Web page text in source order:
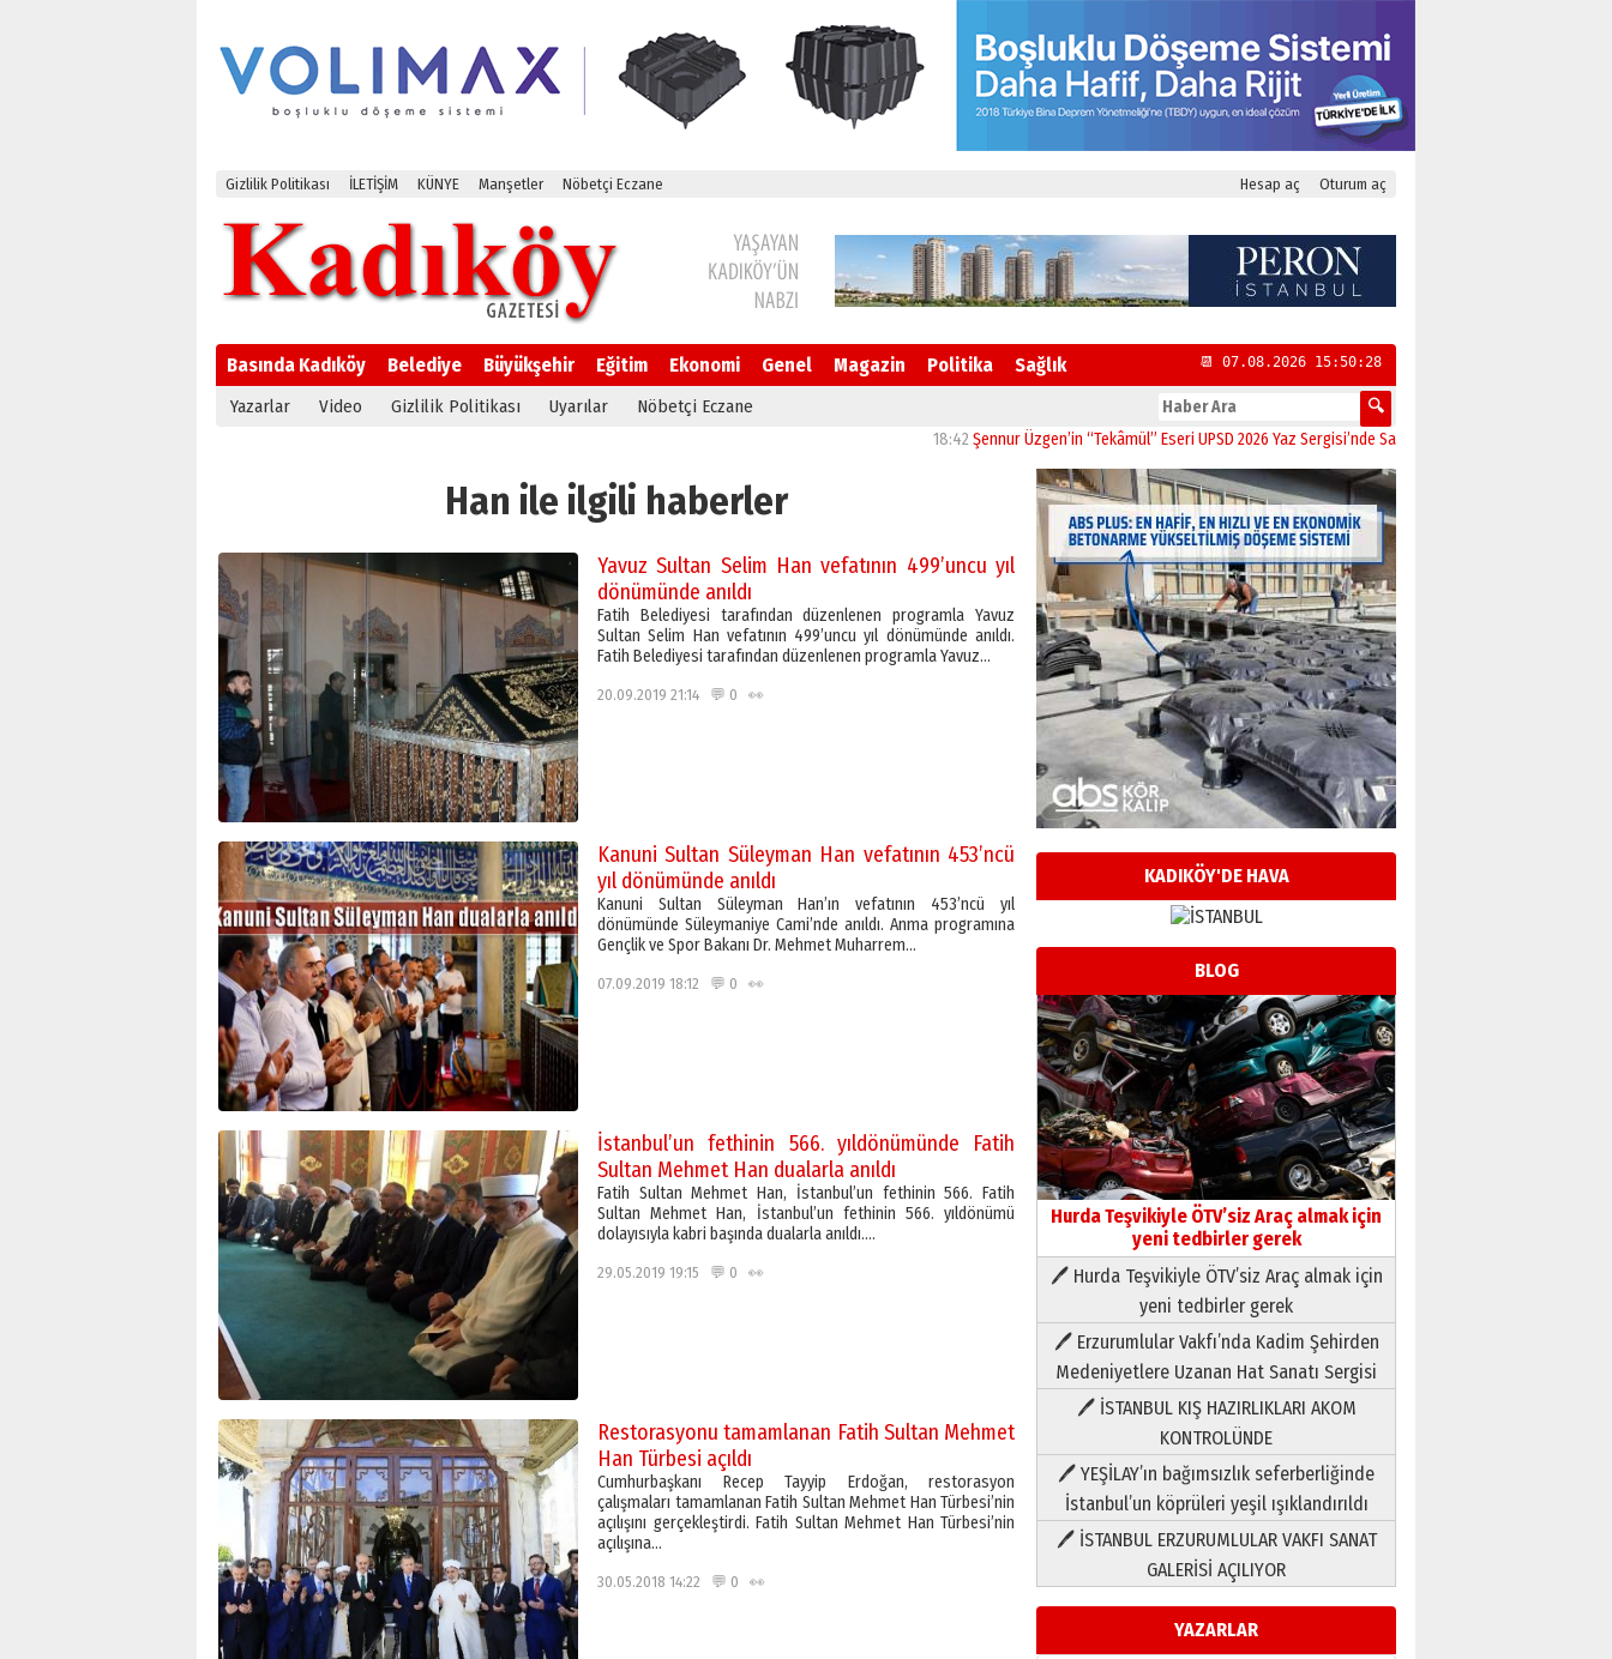
Gizlilik Politikası İLETİŞİM KÜNYE Manşetler Nöbetçi Eczane Hesap aç Oturum aç
Basında Kadıköy Belediye Büyükşehir Eğitim Ekonomi Genel Magazin Politika Sağlık 📆 07.08.2026 15:50:29
Yazarlar Video Gizlilik Politikası Uyarılar Nöbetçi Eczane
Şennur Üzgen’in “Tekâmül” Eseri UPSD 2026 Yaz Sergisi’nde Sanatseverlerle Buluştu
Han ile ilgili haberler
Yavuz Sultan Selim Han vefatının 499’uncu yıl
dönümünde anıldı
Fatih Belediyesi tarafından düzenlenen programla Yavuz
Sultan Selim Han vefatının 499’uncu yıl dönümünde anıldı.
Fatih Belediyesi tarafından düzenlenen programla Yavuz…
20.09.2019 21:14 💬 0 👀
Kanuni Sultan Süleyman Han vefatının 453’ncü
yıl dönümünde anıldı
Kanuni Sultan Süleyman Han’ın vefatının 453’ncü yıl
dönümünde Süleymaniye Cami’nde anıldı. Anma programına
Gençlik ve Spor Bakanı Dr. Mehmet Muharrem…
07.09.2019 18:12 💬 0 👀
İstanbul’un fethinin 566. yıldönümünde Fatih
Sultan Mehmet Han dualarla anıldı
Fatih Sultan Mehmet Han, İstanbul’un fethinin 566. Fatih
Sultan Mehmet Han, İstanbul’un fethinin 566. yıldönümü
dolayısıyla kabri başında dualarla anıldı….
29.05.2019 19:15 💬 0 👀
Restorasyonu tamamlanan Fatih Sultan Mehmet
Han Türbesi açıldı
Cumhurbaşkanı Recep Tayyip Erdoğan, restorasyon
çalışmaları tamamlanan Fatih Sultan Mehmet Han Türbesi’nin
açılışını gerçekleştirdi. Fatih Sultan Mehmet Han Türbesi’nin
açılışına…
30.05.2018 14:22 💬 0 👀
KADIKÖY'DE HAVA
BLOG
Hurda Teşvikiyle ÖTV’siz Araç almak için
yeni tedbirler gerek
🖊 Hurda Teşvikiyle ÖTV’siz Araç almak için
yeni tedbirler gerek
🖊 Erzurumlular Vakfı’nda Kadim Şehirden
Medeniyetlere Uzanan Hat Sanatı Sergisi
🖊 İSTANBUL KIŞ HAZIRLIKLARI AKOM
KONTROLÜNDE
🖊 YEŞİLAY’ın bağımsızlık seferberliğinde
İstanbul’un köprüleri yeşil ışıklandırıldı
🖊 İSTANBUL ERZURUMLULAR VAKFI SANAT
GALERİSİ AÇILIYOR
YAZARLAR
Neşat YALÇIN
Paranın Aile Kültüründeki Yeri
03 Ağustos 2026 Pazartesi
Yıldırım Gündoğdu
HAVVA’NIN ÜÇ KIZI
09 Temmuz 2026 Perşembe
Yusuf POLAT
Şampiyonluk Sebahattin
Şirin’e yazar
11 Mayıs 2026 Pazartesi
Neşat YALÇIN
Paranın Aile Kültüründeki Yeri
03 Ağustos 2026 Pazartesi
Yıldırım Gündoğdu
HAVVA’NIN ÜÇ KIZI
09 Temmuz 2026 Perşembe